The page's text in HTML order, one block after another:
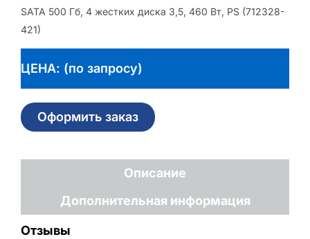
SATA 500 Гб, 4 жестких диска 3,5, 460 Вт, PS (712328-
421)
ЦЕНА: (по запросу)
Оформить заказ
Описание
Дополнительная информация
Отзывы